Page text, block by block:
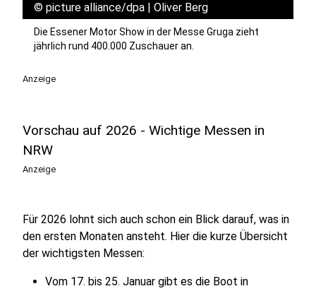
© picture alliance/dpa | Oliver Berg
Die Essener Motor Show in der Messe Gruga zieht
jährlich rund 400.000 Zuschauer an.
Anzeige
Vorschau auf 2026 - Wichtige Messen in
NRW
Anzeige
Für 2026 lohnt sich auch schon ein Blick darauf, was in
den ersten Monaten ansteht. Hier die kurze Übersicht
der wichtigsten Messen:
Vom 17. bis 25. Januar gibt es die Boot in